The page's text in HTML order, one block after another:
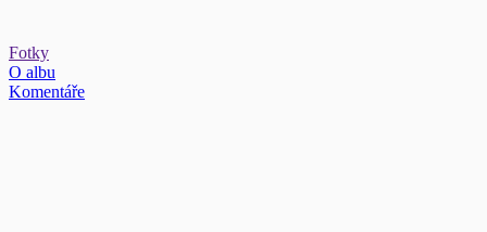
Fotky
O albu
Komentáře